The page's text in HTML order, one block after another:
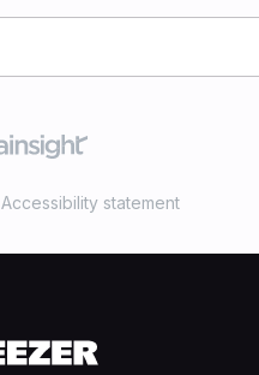
Accessibility statement